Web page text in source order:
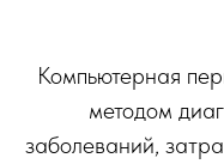
Компьютерная
методом
заболеваний,